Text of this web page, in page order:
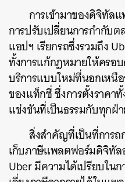
การเข้ามาของดิจิทัล
การปรับเปลี่ยนการกำกับ
แอปฯ เรียกรถซึ่งรวมถึง
ทั้งการแก้กฎหมายให้ครอ
บริการแบบใหม่ที่นอกเหนื
ของแท็กซี่ซึ่งการตั้งราคา
แข่งขันที่เป็นธรรมกับทุกฝ่
สิ่งสำคัญที่เป็นที่การถ
เก็บภาษีแพลตฟอร์มดิจิทัล
Uberมีความได้เปรียบใน